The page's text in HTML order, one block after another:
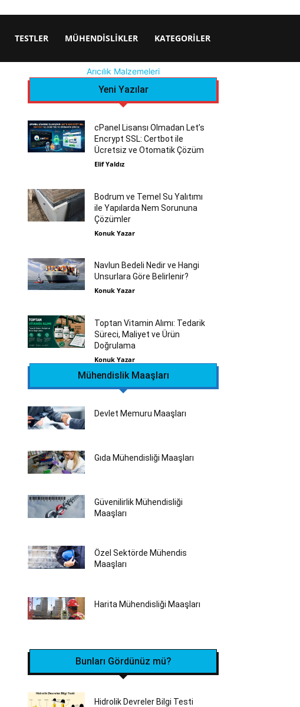
TESTLER MÜHENDISLIKLER KATEGORILER
Arıcılık Malzemeleri
Yeni Yazılar
cPanel Lisansı Olmadan Let’s
Encrypt SSL: Certbot ile
Ücretsiz ve Otomatik Çözüm
Elif Yaldız
Bodrum ve Temel Su Yalıtımı
ile Yapılarda Nem Sorununa
Çözümler
Konuk Yazar
Navlun Bedeli Nedir ve Hangi
Unsurlara Göre Belirlenir?
Konuk Yazar
Toptan Vitamin Alımı: Tedarik
Süreci, Maliyet ve Ürün
Doğrulama
Konuk Yazar
Mühendislik Maaşları
Devlet Memuru Maaşları
Gıda Mühendisliği Maaşları
Güvenilirlik Mühendisliği
Maaşları
Özel Sektörde Mühendis
Maaşları
Harita Mühendisliği Maaşları
Bunları Gördünüz mü?
Hidrolik Devreler Bilgi Testi